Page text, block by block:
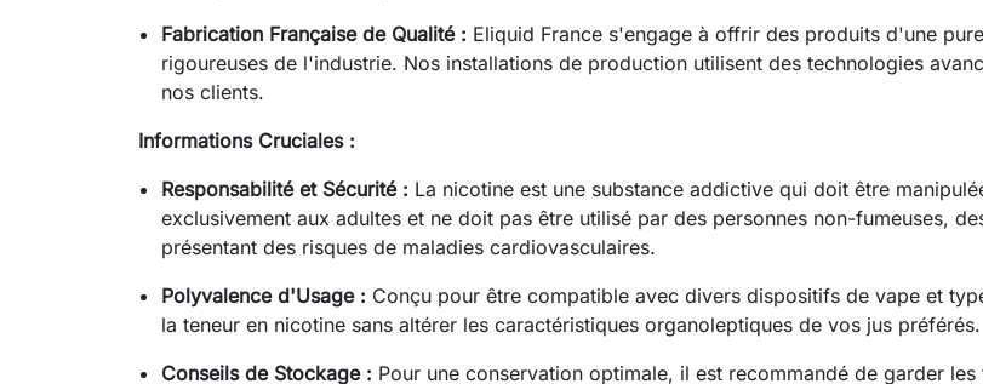
Fabrication Française de Qualité : Eliquid France s'engage à offrir des produits d'une
rigoureuses de l'industrie. Nos installations de production utilisent des technologies
nos clients.
Informations Cruciales :
Responsabilité et Sécurité : La nicotine est une substance addictive qui doit être
exclusivement aux adultes et ne doit pas être utilisé par des personnes non-fumeuses,
présentant des risques de maladies cardiovasculaires.
Polyvalence d'Usage : Conçu pour être compatible avec divers dispositifs de vape et
la teneur en nicotine sans altérer les caractéristiques organoleptiques de vos jus préférés.
Conseils de Stockage : Pour une conservation optimale, il est recommandé de garder